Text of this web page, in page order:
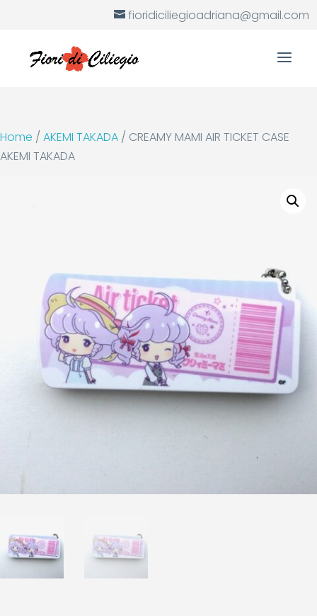
fioridiciliegioadriana@gmail.com
Home / AKEMI TAKADA / CREAMY MAMI AIR TICKET CASE
AKEMI TAKADA